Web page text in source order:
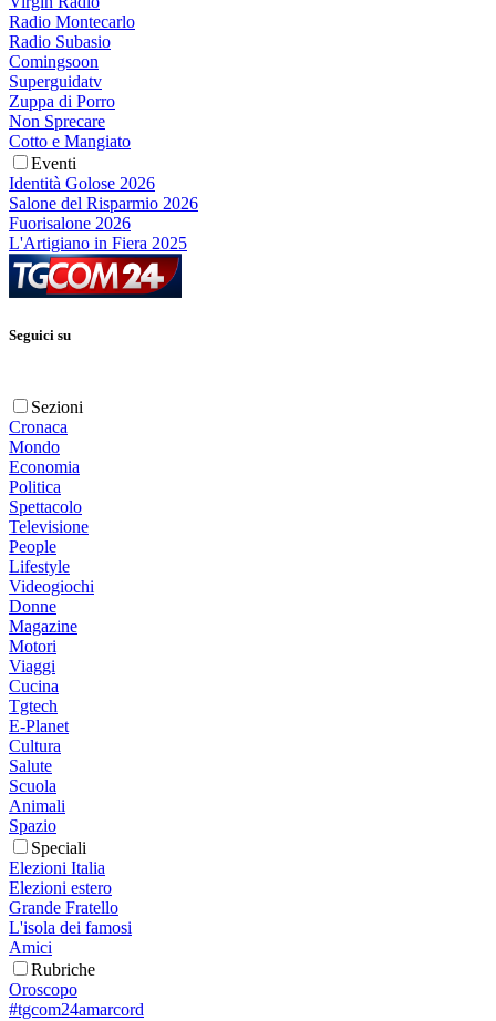
Radio Montecarlo
Radio Subasio
Comingsoon
Superguidatv
Zuppa di Porro
Non Sprecare
Cotto e Mangiato
Eventi
Identità Golose 2026
Salone del Risparmio 2026
Fuorisalone 2026
L'Artigiano in Fiera 2025
Seguici su
Sezioni
Cronaca
Mondo
Economia
Politica
Spettacolo
Televisione
People
Lifestyle
Videogiochi
Donne
Magazine
Motori
Viaggi
Cucina
Tgtech
E-Planet
Cultura
Salute
Scuola
Animali
Spazio
Speciali
Elezioni Italia
Elezioni estero
Grande Fratello
L'isola dei famosi
Amici
Rubriche
Oroscopo
#tgcom24amarcord